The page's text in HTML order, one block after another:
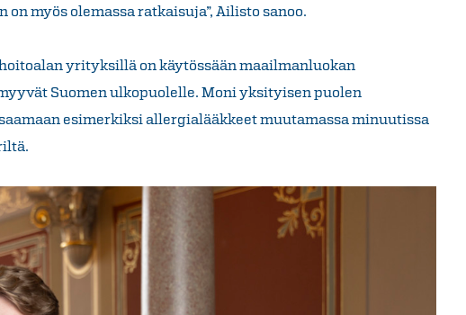
myös olemassa ratkaisuja”, Ailisto sanoo.
yrityksillä on käytössään maailmanluokan
Suomen ulkopuolelle. Moni yksityisen puolen
esimerkiksi allergialääkkeet muutamassa minuutissa